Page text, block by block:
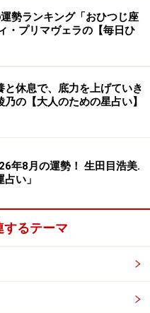
月20日生まれ）
天王星の影響を受けるの
は、私たちが暮らす地
来年の３月までは、ま
しずつ、でも、確実に、
ことになるでしょう。
、一度始めたことは、
感じる傾向があります
ります。あなたにしか出
新しい活躍のフィール
ガラリと変わることも！
月21日生まれ)
スをもたらしてくれてい
勢ランキング「おひつじ座
・プリマヴェラの【毎日ひ
と休息で、底力を上げていき
の【大人のための星占い】
年8月の運勢！ 生田目浩美.
い」
するテーマ